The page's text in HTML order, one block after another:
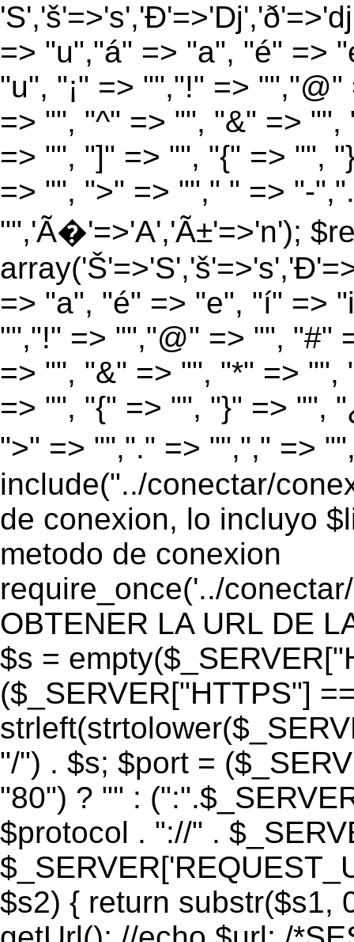
=> "u","á" => "a", "é" =>
"u", "¡" => "","!" =>
=> "", "^" => "", "&" =>
=> "", "]" => "", "{" => "",
=> "", ">" => ""," " => "-
"",'Ã�'=>'A','Ã±'=>'n');
=> "a", "é" => "e", "í" =>
"","!" => "","@" => "", "#"
=> "", "&" => "", "*" =>
=> "", "{" => "", "}" => "",
">" => "","." => "","," =>
include("../conectar/
de conexion, lo incluyo
metodo de conexion
require_once('../
OBTENER LA URL DE
$s =
($_SERVER["HTTPS"]
"/") . $s; $port =
"80") ? "" :
$protocol . "://" .
$s2) { return substr($s1,